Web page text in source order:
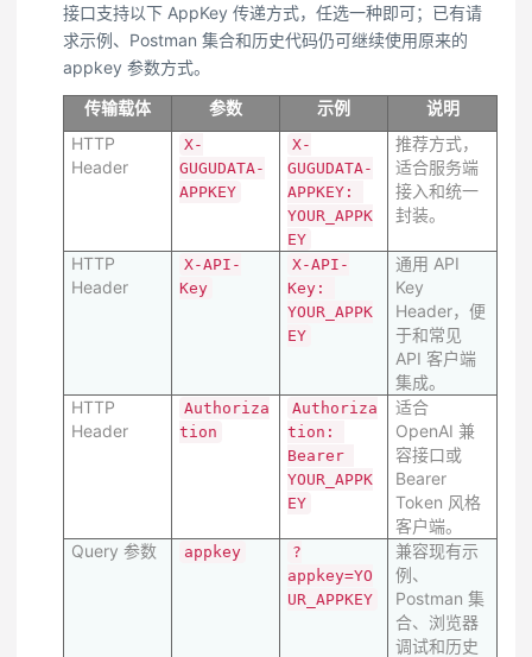
接口支持以下 AppKey 传递方式，任选一种即可；已有请
求示例、Postman 集合和历史代码仍可继续使用原来的
appkey 参数方式。
传输载体
参数 示例
说明
HTTP
Header
X-
GUGUDATA-
APPKEY
X-
GUGUDATA-
APPKEY:
YOUR_APPK
EY
推荐方式，
适合服务端
接入和统一
封装。
HTTP
Header
X-API-
Key
X-API-
Key:
YOUR_APPK
EY
通用 API
Key
Header，便
于和常见
API 客户端
集成。
HTTP
Header
Authoriza
tion
Authoriza
tion:
Bearer
YOUR_APPK
EY
适合
OpenAI 兼
容接口或
Bearer
Token 风格
客户端。
Query 参数
appkey
?
appkey=YO
UR_APPKEY
兼容现有示
例、
Postman 集
合、浏览器
调试和历史